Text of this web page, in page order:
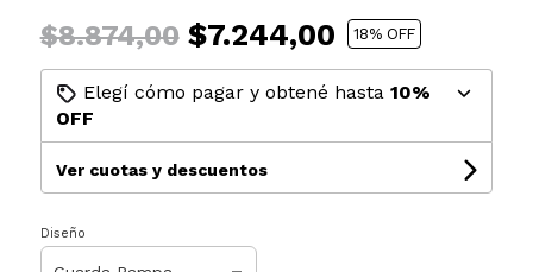
$8.874,00$7.244,00 18% OFF
Elegí cómo pagar y obtené hasta 10%
OFF
Ver cuotas y descuentos
Diseño